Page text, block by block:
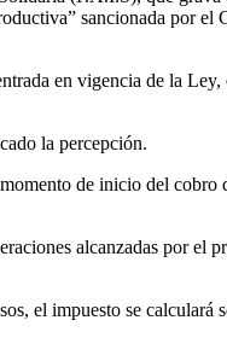
sancionada por el
en vigencia de la
la percepción.
de inicio del cobro
alcanzadas por el
el impuesto se calculará